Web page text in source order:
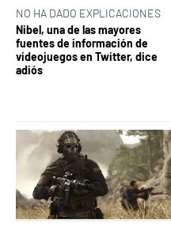
NO HA DADO EXPLICACIONES
Nibel, una de las mayores
fuentes de información de
videojuegos en Twitter, dice
adiós